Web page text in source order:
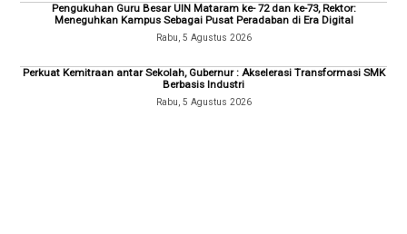
Pengukuhan Guru Besar UIN Mataram ke- 72 dan ke-73, Rektor:
Meneguhkan Kampus Sebagai Pusat Peradaban di Era Digital
Rabu, 5 Agustus 2026
Perkuat Kemitraan antar Sekolah, Gubernur : Akselerasi Transformasi SMK
Berbasis Industri
Rabu, 5 Agustus 2026